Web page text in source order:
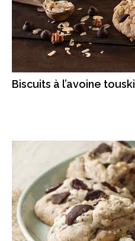
Biscuits à l’avoine touski